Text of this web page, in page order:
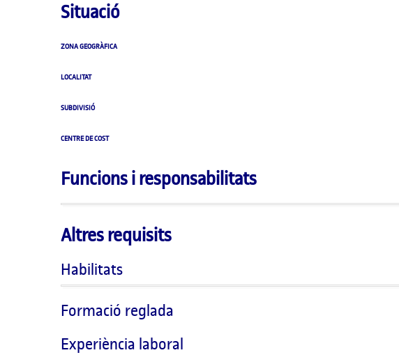
Situació
ZONA GEOGRÀFICA
LOCALITAT
SUBDIVISIÓ
CENTRE DE COST
Funcions i responsabilitats
Altres requisits
Habilitats
Formació reglada
Experiència laboral